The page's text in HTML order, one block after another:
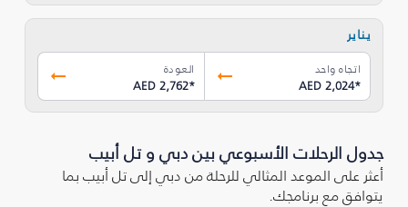
يناير
اتجاه واحد
AED 2,024*
العودة
AED 2,762*
جدول الرحلات الأسبوعي بين دبي و تل أبيب
أعثر على الموعد المثالي للرحلة من دبي إلى تل أبيب بما
يتوافق مع برنامجك.